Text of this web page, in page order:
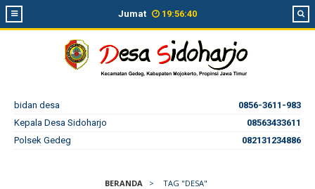
Jumat 19:56:41
bidan desa
0856-3611-983
Kepala Desa Sidoharjo
08563433611
Polsek Gedeg
082131234886
BERANDA > TAG "DESA"